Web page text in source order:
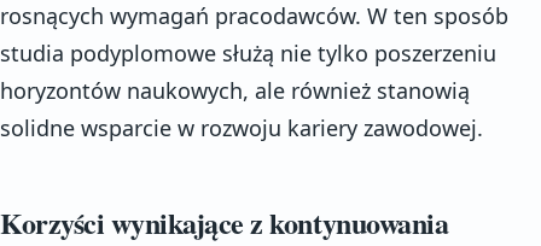
rosnących wymagań pracodawców. W ten sposób
studia podyplomowe służą nie tylko poszerzeniu
horyzontów naukowych, ale również stanowią
solidne wsparcie w rozwoju kariery zawodowej.
Korzyści wynikające z kontynuowania